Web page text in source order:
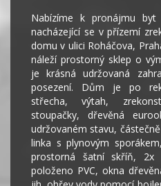
Nabízíme k pronájmu
nacházející se v přízemí
domu v ulici Roháčova,
náleží prostorný sklep o
je krásná udržovaná
posezení. Dům je po
střecha, výtah,
stoupačky, dřevěná
udržovaném stavu,
linka s plynovým
prostorná šatní skříň,
položeno PVC, okna